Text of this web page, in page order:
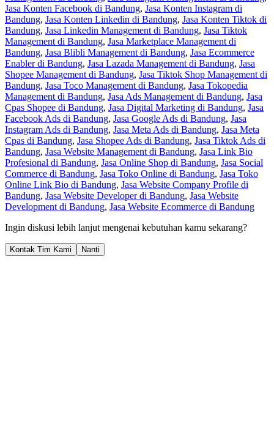
Jasa Konten Facebook di Bandung, Jasa Konten Instagram di
Bandung, Jasa Konten Linkedin di Bandung, Jasa Konten Tiktok di
Bandung, Jasa Linkedin Management di Bandung, Jasa Tiktok
Management di Bandung, Jasa Marketplace Management di
Bandung, Jasa Blibli Management di Bandung, Jasa Ecommerce
Enabler di Bandung, Jasa Lazada Management di Bandung, Jasa
Shopee Management di Bandung, Jasa Tiktok Shop Management di
Bandung, Jasa Toco Management di Bandung, Jasa Tokopedia
Management di Bandung, Jasa Ads Management di Bandung, Jasa
Cpas Shopee di Bandung, Jasa Digital Marketing di Bandung, Jasa
Facebook Ads di Bandung, Jasa Google Ads di Bandung, Jasa
Instagram Ads di Bandung, Jasa Meta Ads di Bandung, Jasa Meta
Cpas di Bandung, Jasa Shopee Ads di Bandung, Jasa Tiktok Ads di
Bandung, Jasa Website Management di Bandung, Jasa Link Bio
Profesional di Bandung, Jasa Online Shop di Bandung, Jasa Social
Commerce di Bandung, Jasa Toko Online di Bandung, Jasa Toko
Online Link Bio di Bandung, Jasa Website Company Profile di
Bandung, Jasa Website Developer di Bandung, Jasa Website
Development di Bandung, Jasa Website Ecommerce di Bandung
Ingin diskusi lebih lanjut mengenai kebutuhan kamu sekarang?
Kontak Tim Kami Nanti